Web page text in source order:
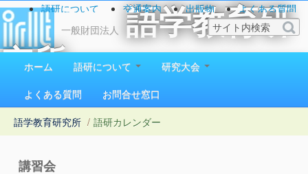
一般財団法人
語学教育研
究所
1923（大正12）年創立
語研について 交通案内 出版物
よくある質問
お問い合わせ
ホーム 語研について
研究大会
よくある質問
お問合せ窓口
語学教育研究所 / 語研カレンダー
講習会